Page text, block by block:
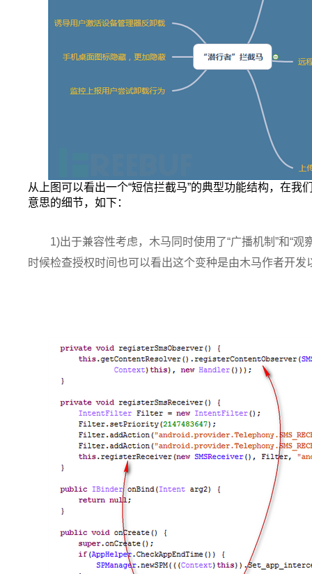
从上图可以看出一个“短信拦截马”的典型功能结构，在我
意思的细节，如下：
1)出于兼容性考虑，木马同时使用了“广播机制”和“
时候检查授权时间也可以看出这个变种是由木马作者开发